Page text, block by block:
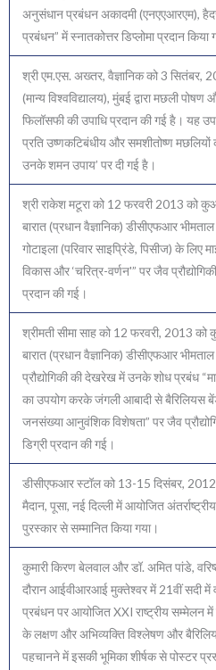
अनुसंधान प्रबंधन अकादमी (एनएएआरएम),
प्रबंधन” में स्नातकोत्तर डिप्लोमा प्रदान किया
श्री एम.एस. अख्तर, वैज्ञानिक को 3 सितंबर,
(मान्य विश्वविद्यालय), मुंबई द्वारा मछली
फिलॉसफी की उपाधि प्रदान की गई है। यह
प्रति उष्णकटिबंधीय और समशीतोष्ण
उनके शमन उपाय’ पर दी गई है।
श्री राकेश मटूरा को 12 फरवरी 2013 को
बारात (प्रधान वैज्ञानिक) डीसीएफआर
गोटाइला (परिवार साइप्रिंडे, पिसीज) के लिए
विकास और ‘चरित्र-वर्णन'” पर जैव
प्रदान की गई।
श्रीमती सीमा साह को 12 फरवरी, 2013 को
बारात (प्रधान वैज्ञानिक) डीसीएफआर
प्रौद्योगिकी की देखरेख में उनके शोध प्रबंध
का उपयोग करके जंगली आबादी से बैरिलियस
जनसंख्या आनुवंशिक विशेषता” पर जैव
डिग्री प्रदान की गई।
डीसीएफआर स्टॉल को 13-15 दिसंबर,
मैदान, पूसा, नई दिल्ली में आयोजित
पुरस्कार से सम्मानित किया गया।
कुमारी किरण बेलवाल और डॉ. अमित पांडे,
दौरान आईवीआरआई मुक्तेश्वर में 21वीं सदी में
प्रबंधन पर आयोजित XXI राष्ट्रीय सम्मेलन
के लक्षण और अभिव्यक्ति विश्लेषण और
पहचानने में इसकी भूमिका शीर्षक से पोस्टर